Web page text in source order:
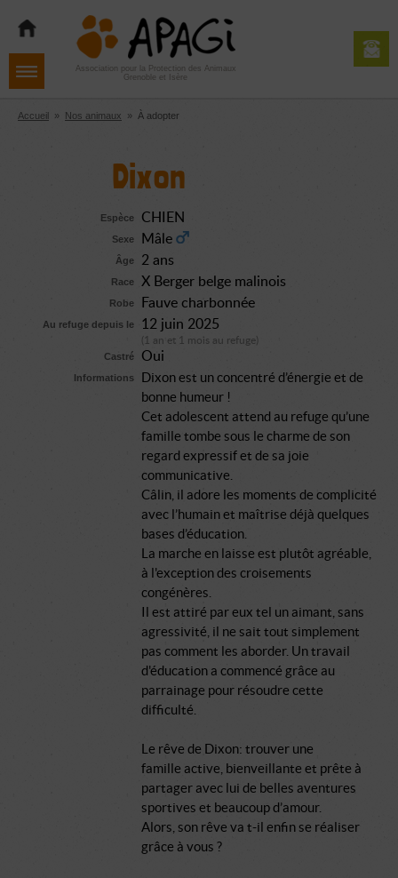
navigation
contenu
Aller
pied
de
Association pour la Protection des Animaux
Grenoble et Isère
Accueil » Nos animaux » À adopter
Dixon
Espèce CHIEN
Sexe Mâle
Âge 2 ans
Race X Berger belge malinois
Robe Fauve charbonnée
Au refuge depuis le 12 juin 2025
(1 an et 1 mois au refuge)
Castré
Oui
Informations
Dixon est un concentré d’énergie et de
bonne humeur !
Cet adolescent attend au refuge qu’une
famille tombe sous le charme de son
regard expressif et de sa joie
communicative.
Câlin, il adore les moments de complicité
avec l’humain et maîtrise déjà quelques
bases d’éducation.
La marche en laisse est plutôt agréable,
à l'exception des croisements
congénères.
Il est attiré par eux tel un aimant, sans
agressivité, il ne sait tout simplement
pas comment les aborder. Un travail
d'éducation a commencé grâce au
parrainage pour résoudre cette
difficulté.
Le rêve de Dixon: trouver une
famille active, bienveillante et prête à
partager avec lui de belles aventures
sportives et beaucoup d’amour.
Alors, son rêve va t-il enfin se réaliser
grâce à vous ?